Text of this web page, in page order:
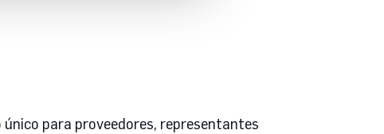
para proveedores, representantes